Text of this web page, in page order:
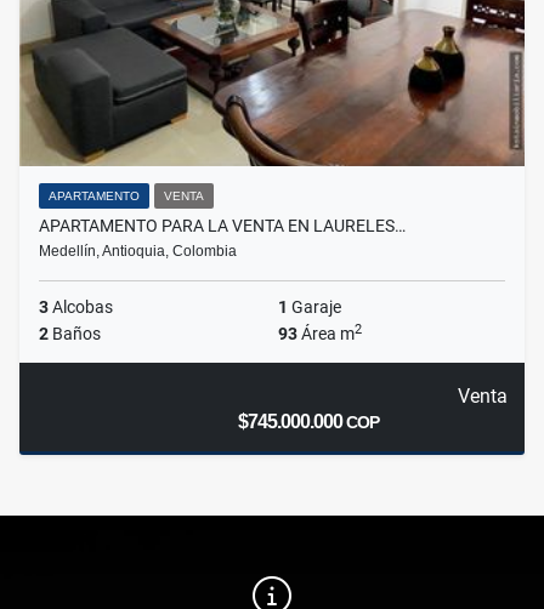
APARTAMENTO VENTA
APARTAMENTO PARA LA VENTA EN LAURELES…
Medellín, Antioquia, Colombia
3Alcobas 1 Garaje
2 Baños 93Área m2
Venta
$745.000.000COP